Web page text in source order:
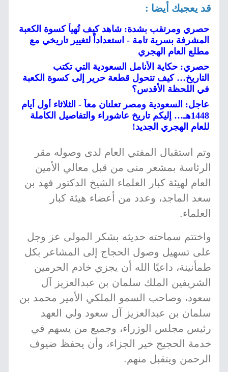
قد يعجبك أيضا :
حصري ومرتقب بشدة: شاهد كيف تُهيأ كسوة الكعبة
المشرفة بسرية تامة - استعداداً لتغيير تاريخي مع
مطلع العام الهجري
حصري: حكاية الأنامل السعودية التي تكتب
التاريخ… كيف تتحول قطعة حرير إلى كسوة الكعبة
في اللحظة الأقدس؟
عاجل: السعودية ومصر تعلنان معاً - الثلاثاء أول أيام
1448هـ… إليكم تاريخ عاشوراء والتفاصيل الكاملة
للعام الهجري الجديد!
وتم استقبال المفتي العام لدى وصوله مقر
الرئاسة بمشعر منى من قبل معالي الأمين
العام لهيئة كبار العلماء الشيخ الدكتور فهد بن
سعد الماجد، وعدد من أعضاء هيئة كبار
العلماء.
واختتم سماحته حديثه بشكر المولى عز وجل
على تسهيل وصول الحجاج إلى المشاعر بكل
طمأنينة، داعيًا الله أن يجزي خادم الحرمين
الشريفين الملك سلمان بن عبدالعزيز آل
سعود، وصاحب السمو الملكي الأمير محمد بن
سلمان بن عبدالعزيز آل سعود ولي العهد
رئيس مجلس الوزراء، وجميع من يسهم في
خدمة الحجيج خير الجزاء، وأن يحفظ ضيوف
الرحمن ويتقبل منهم.